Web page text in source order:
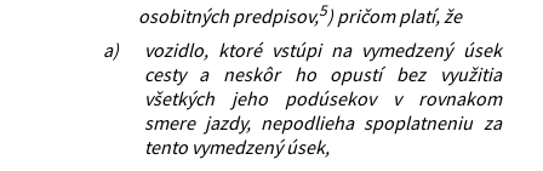
osobitných predpisov,5) pričom platí, že
a)
vozidlo, ktoré vstúpi na vymedzený úsek
cesty a neskôr ho opustí bez využitia
všetkých jeho podúsekov v rovnakom
smere jazdy, nepodlieha spoplatneniu za
tento vymedzený úsek,